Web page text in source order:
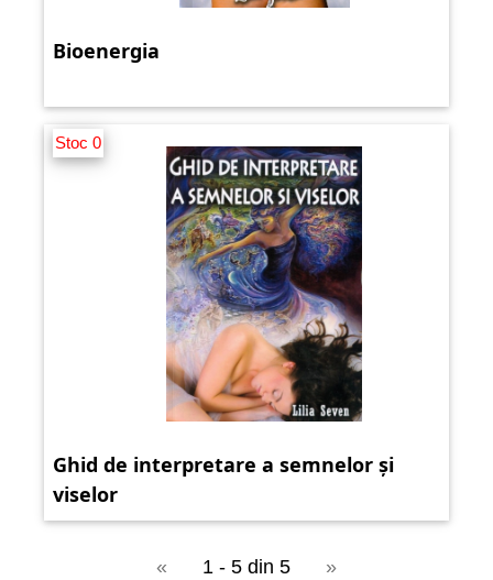
Bioenergia
Stoc 0
Ghid de interpretare a semnelor și
viselor
« 1 - 5 din 5 »